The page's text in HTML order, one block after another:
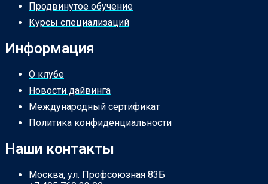
Продвинутое обучение
Курсы специализаций
Информация
О клубе
Новости дайвинга
Международный сертификат
Политика конфиденциальности
Наши контакты
Москва, ул. Профсоюзная 83Б